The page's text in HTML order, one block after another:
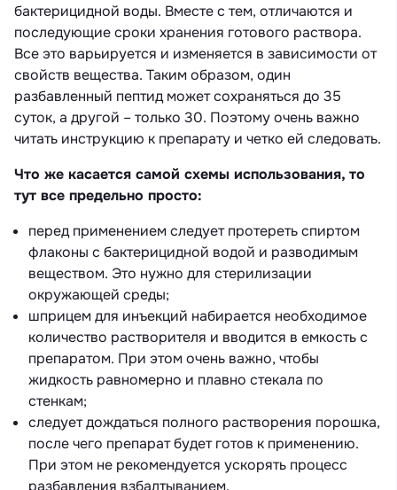
бактерицидной воды. Вместе с тем, отличаются и
последующие сроки хранения готового раствора.
Все это варьируется и изменяется в зависимости от
свойств вещества. Таким образом, один
разбавленный пептид может сохраняться до 35
суток, а другой – только 30. Поэтому очень важно
читать инструкцию к препарату и четко ей следовать.
Что же касается самой схемы использования, то
тут все предельно просто:
перед применением следует протереть спиртом
флаконы с бактерицидной водой и разводимым
веществом. Это нужно для стерилизации
окружающей среды;
шприцем для инъекций набирается необходимое
количество растворителя и вводится в емкость с
препаратом. При этом очень важно, чтобы
жидкость равномерно и плавно стекала по
стенкам;
следует дождаться полного растворения порошка,
после чего препарат будет готов к применению.
При этом не рекомендуется ускорять процесс
разбавления взбалтыванием.